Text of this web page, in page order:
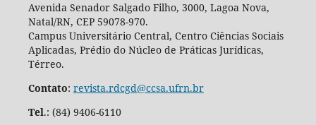
Avenida Senador Salgado Filho, 3000, Lagoa Nova,
Natal/RN, CEP 59078-970.
Campus Universitário Central, Centro Ciências Sociais
Aplicadas, Prédio do Núcleo de Práticas Jurídicas,
Térreo.
Contato: revista.rdcgd@ccsa.ufrn.br
Tel.: (84) 9406-6110